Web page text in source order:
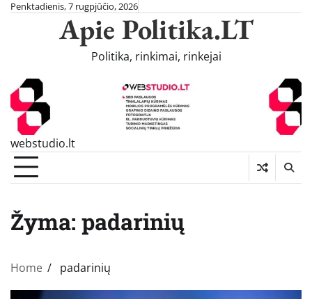
SkipPenktadienis, 7 rugpjūčio, 2026
Apie Politika.LT
Politika, rinkimai, rinkejai
webstudio.lt
Žyma: padarinių
Home padarinių